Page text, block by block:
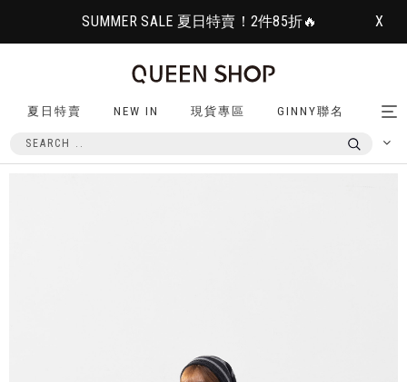
SUMMER SALE 夏日特賣！2件85折🔥 X
夏日特賣 NEW IN 現貨專區 GINNY聯名